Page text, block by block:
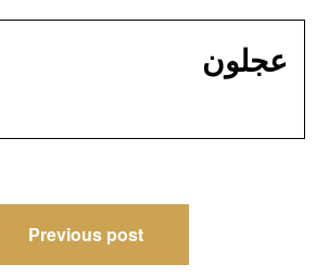
عجلون
navigation
Previous post